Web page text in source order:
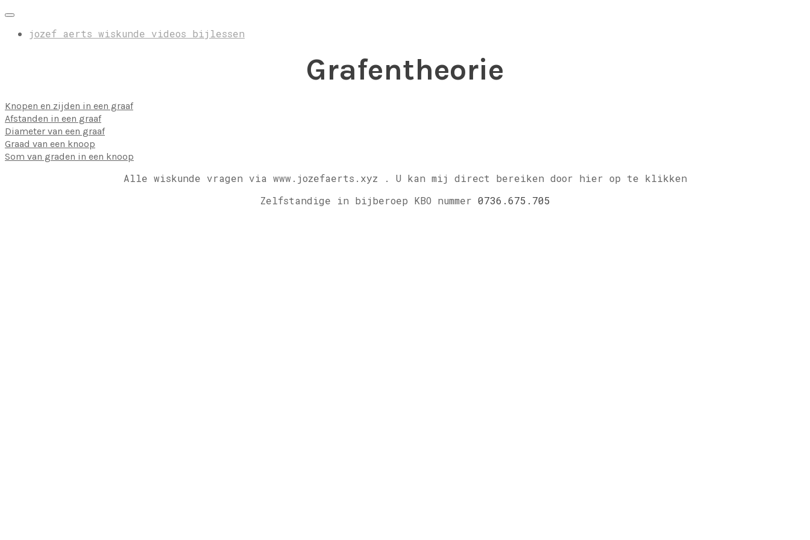
jozef aerts wiskunde videos bijlessen
Grafentheorie
Knopen en zijden in een graaf
Afstanden in een graaf
Diameter van een graaf
Graad van een knoop
Som van graden in een knoop
Alle wiskunde vragen via www.jozefaerts.xyz . U kan mij direct bereiken door hier op te klikken
Zelfstandige in bijberoep KBO nummer 0736.675.705